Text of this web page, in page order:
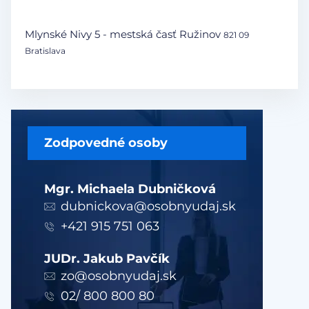
Zodpovedné osoby
Mgr. Michaela Dubničková
dubnickova@osobnyudaj.sk
+421 915 751 063
JUDr. Jakub Pavčík
zo@osobnyudaj.sk
02/ 800 800 80
Mlynské Nivy 5 - mestská časť Ružinov 821 09
Bratislava